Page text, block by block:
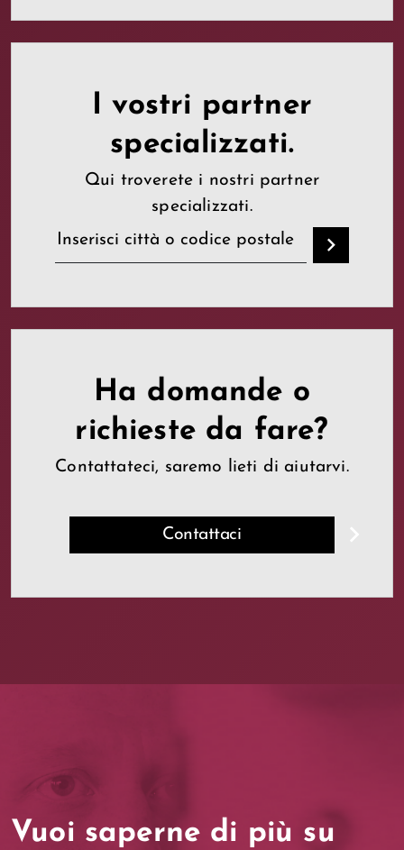
I vostri partner
specializzati.
Qui troverete i nostri partner
specializzati.
Ha domande o
richieste da fare?
Contattateci, saremo lieti di aiutarvi.
Contattaci
Vuoi saperne di più su